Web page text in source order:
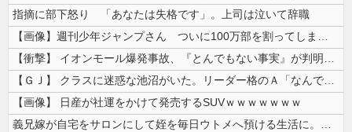
指摘に部下怒り 「あなたは失格です」。上司は泣いて辞職
【画像】週刊少年ジャンプさん ついに100万部を割ってしまう。何故ジャ...
【衝撃】 イオンモール爆発事故、『とんでもない事実』が判明してしまう・...
【ＧＪ】 クラスに迷惑な池沼がいた。リーダー格のＡ「なんで支援学級に入...
【画像】 日産が社運をかけて発売するSUVｗｗｗｗｗｗｗ
義兄嫁が自宅をサロンにして姪を毎日ウトメへ預ける生活に。数年後、そのツ...